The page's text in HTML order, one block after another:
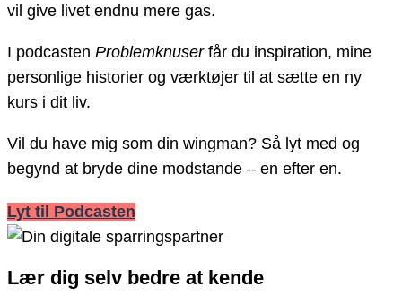
vil give livet endnu mere gas.
I podcasten Problemknuserfår du inspiration, mine
personlige historier og værktøjer til at sætte en ny
kurs i dit liv.
Vil du have mig som din wingman? Så lyt med og
begynd at bryde dine modstande – en efter en.
Lyt til Podcasten
Lær dig selv bedre at kende